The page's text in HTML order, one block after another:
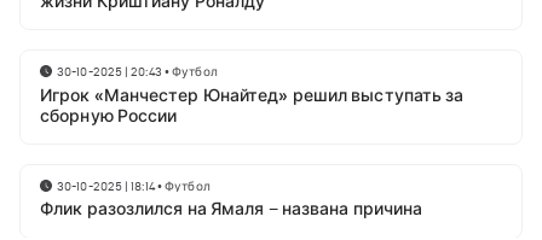
30-10-2025 | 20:43 •Футбол
Игрок «Манчестер Юнайтед» решил выступать за
сборную России
30-10-2025 | 18:14•Футбол
Флик разозлился на Ямаля – названа причина